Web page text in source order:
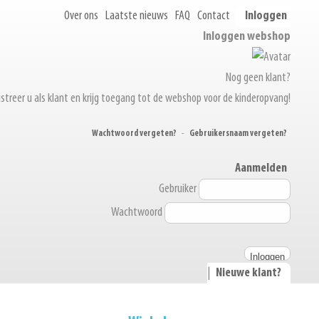
Over ons Laatste nieuws FAQ Contact
Inloggen
Inloggen webshop
Nog geen klant?
u als klant en krijg toegang tot de webshop voor de kinderopvang!
Wachtwoord vergeten? - Gebruikersnaam vergeten?
Aanmelden
Gebruiker
Wachtwoord
Nieuwe klant?